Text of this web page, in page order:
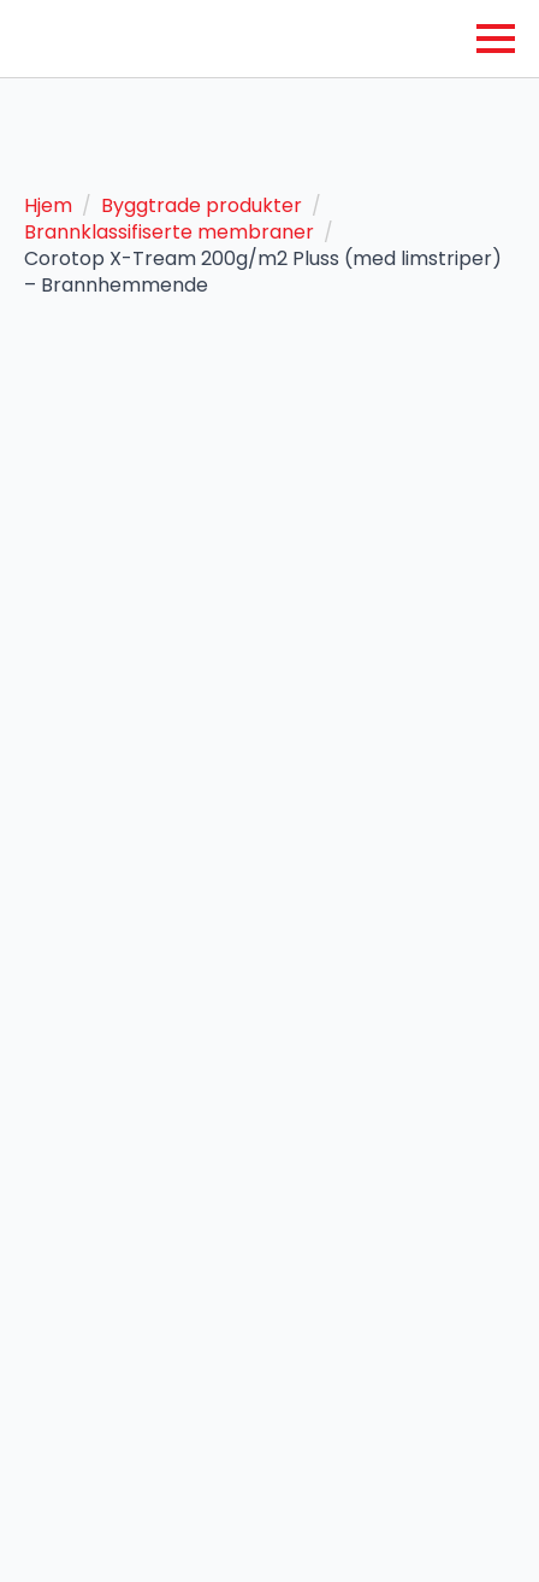
Hjem
Byggtrade produkter
Brannklassifiserte membraner
Corotop X-Tream 200g/m2 Pluss (med limstriper)
– Brannhemmende